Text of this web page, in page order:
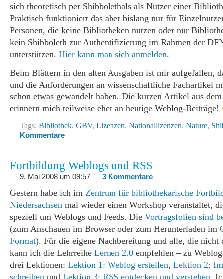
sich theoretisch per Shibbolethals als Nutzer einer
Praktisch funktioniert das aber bislang nur für
Personen, die keine Bibliotheken nutzen oder nur
kein Shibboleth zur Authentifizierung im Rahmen der
unterstützen. Hier kann man sich anmelden.
Beim Blättern in den alten Ausgaben ist mir aufgefallen,
und die Anforderungen an wissenschaftliche Fachartikel
schon etwas gewandelt haben. Die kurzen Artikel aus
erinnern mich teilweise eher an heutige Weblog-Beiträge!
Tags: Bibliothek, GBV, Lizenzen, Nationallizenzen, Nature,
Kommentare
Fortbildung Weblogs und RSS
9. Mai 2008 um 09:57 3 Kommentare
Gestern habe ich im Zentrum für bibliothekarische
Niedersachsen mal wieder einen Workshop veranstaltet,
speziell um Weblogs und Feeds. Die Vortragsfolien sind
(zum Anschauen im Browser oder zum Herunterladen im
Format). Für die eigene Nachbereitung und alle, die nicht
kann ich die Lehrreihe Lernen 2.0 empfehlen – zu
drei Lektionen: Lektion 1: Weblog erstellen, Lektion 2:
schreiben und Lektion 3: RSS entdecken und verstehen.